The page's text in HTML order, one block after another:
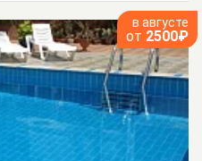
в августе
от 2500₽